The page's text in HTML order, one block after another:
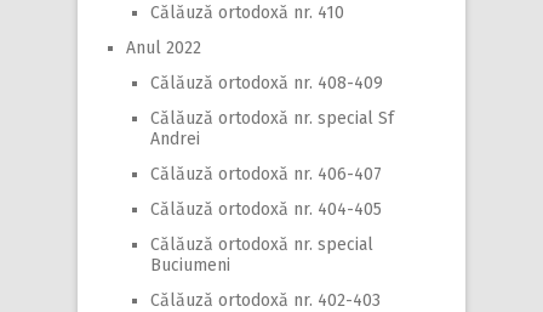
Călăuză ortodoxă nr. 410
Anul 2022
Călăuză ortodoxă nr. 408-409
Călăuză ortodoxă nr. special Sf
Andrei
Călăuză ortodoxă nr. 406-407
Călăuză ortodoxă nr. 404-405
Călăuză ortodoxă nr. special
Buciumeni
Călăuză ortodoxă nr. 402-403